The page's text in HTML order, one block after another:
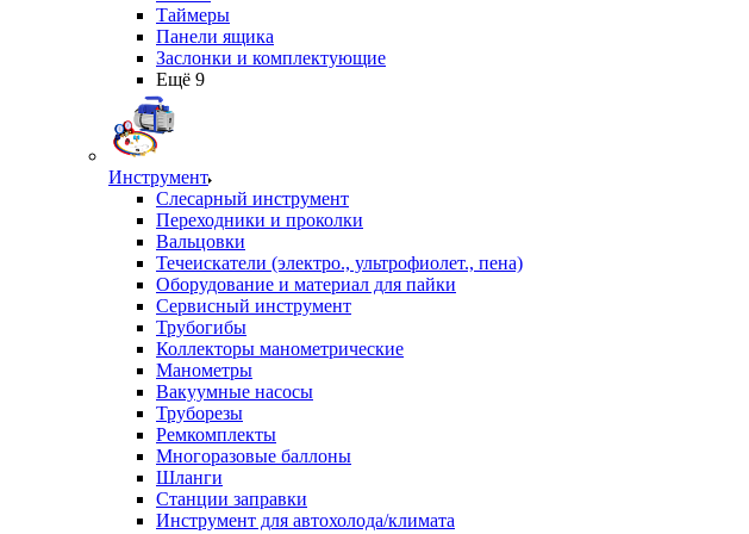
Таймеры
Панели ящика
Заслонки и комплектующие
Ещё 9
Инструмент
Слесарный инструмент
Переходники и проколки
Вальцовки
Течеискатели (электро., ультрофиолет., пена)
Оборудование и материал для пайки
Сервисный инструмент
Трубогибы
Коллекторы манометрические
Манометры
Вакуумные насосы
Труборезы
Ремкомплекты
Многоразовые баллоны
Шланги
Станции заправки
Инструмент для автохолода/климата